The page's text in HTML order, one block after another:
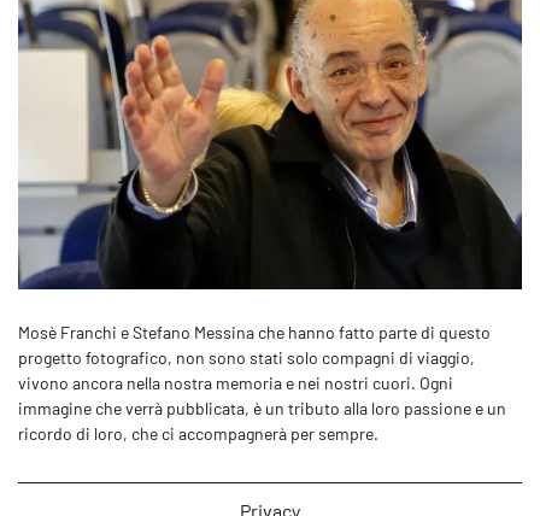
Mosè Franchi e Stefano Messina che hanno fatto parte di questo
progetto fotografico, non sono stati solo compagni di viaggio,
vivono ancora nella nostra memoria e nei nostri cuori. Ogni
immagine che verrà pubblicata, è un tributo alla loro passione e un
ricordo di loro, che ci accompagnerà per sempre.
Privacy